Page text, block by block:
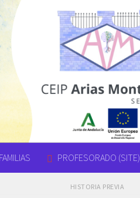
PROFESORADO (SITE)
HISTORIA PREVIA